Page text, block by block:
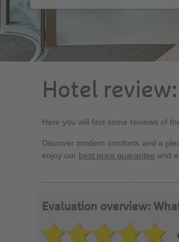
Hotel
Here you will find some reviews of
Discover modern comforts and a
enjoy our best price guarantee and
Evaluation overview: